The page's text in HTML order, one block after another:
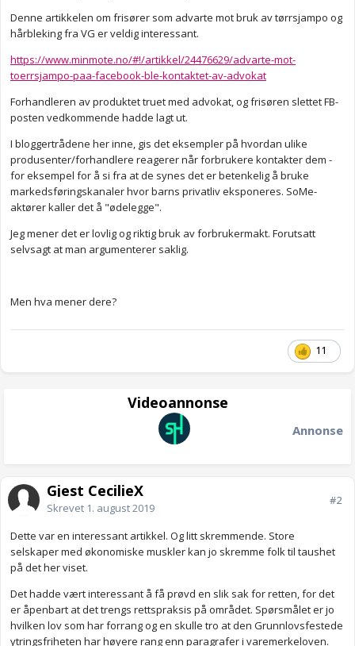
Denne artikkelen om frisører som advarte mot bruk av tørrsjampo og
hårbleking fra VG er veldig interessant.
https://www.minmote.no/#!/artikkel/24476629/advarte-mot-
toerrsjampo-paa-facebook-ble-kontaktet-av-advokat
Forhandleren av produktet truet med advokat, og frisøren slettet FB-
posten vedkommende hadde lagt ut.
I bloggertrådene her inne, gis det eksempler på hvordan ulike
produsenter/forhandlere reagerer når forbrukere kontakter dem -
for eksempel for å si fra at de synes det er betenkelig å bruke
markedsføringskanaler hvor barns privatliv eksponeres. SoMe-
aktører kaller det å "ødelegge".
Jeg mener det er lovlig og riktig bruk av forbrukermakt. Forutsatt
selvsagt at man argumenterer saklig.
Men hva mener dere?
11
Videoannonse
Annonse
Gjest CecilieX
Skrevet 1. august 2019
#2
Dette var en interessant artikkel. Og litt skremmende. Store
selskaper med økonomiske muskler kan jo skremme folk til taushet
på det her viset.
Det hadde vært interessant å få prøvd en slik sak for retten, for det
er åpenbart at det trengs rettspraksis på området. Spørsmålet er jo
hvilken lov som har forrang og en skulle tro at den Grunnlovsfestede
ytringsfriheten har høyere rang enn paragrafer i varemerkeloven.